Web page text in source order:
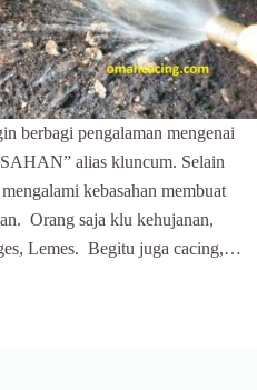
berbagi pengalaman mengenai
alias kluncum. Selain
kebasahan membuat
Orang saja klu kehujanan,
Lemes. Begitu juga cacing,…